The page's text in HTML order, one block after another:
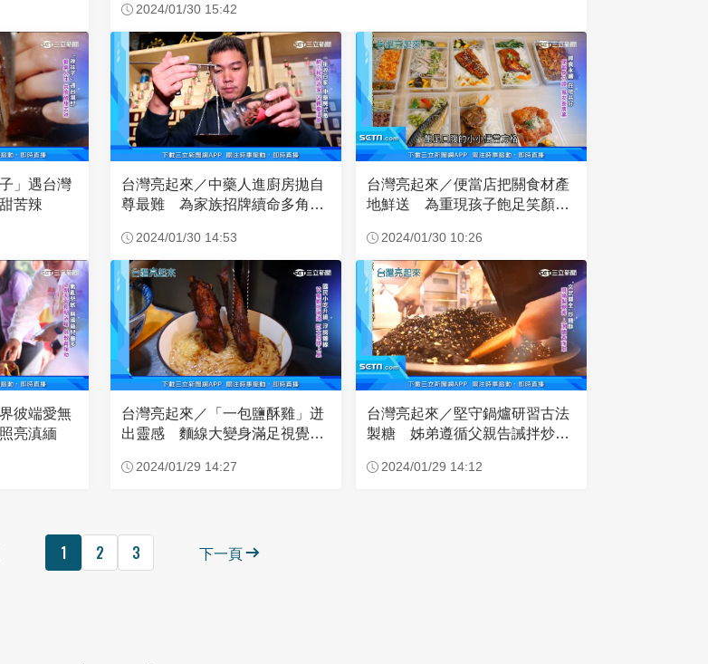
」遇台灣
苦辣
彼端愛無
亮滇緬
2024/01/30 15:42
台灣亮起來／中藥人進廚房拋自
尊最難 為家族招牌續命多角化
2024/01/30 14:53
台灣亮起來／便當店把關食材產
地鮮送 為重現孩子飽足笑顏初
2024/01/30 10:26
台灣亮起來／「一包鹽酥雞」迸
出靈感 麵線大變身滿足視覺味
2024/01/29 14:27
台灣亮起來／堅守鍋爐研習古法
製糖 姊弟遵循父親告誡拌炒糖
2024/01/29 14:12
1 2 3 下一頁